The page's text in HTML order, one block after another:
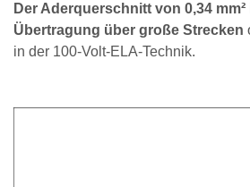
Der Aderquerschnitt von 0,34
Übertragung über große Strecken
in der 100-Volt-ELA-Technik.